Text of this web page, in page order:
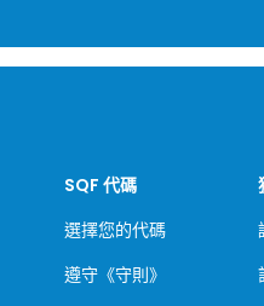
SQF 代碼
選擇您的代碼
遵守《守則》